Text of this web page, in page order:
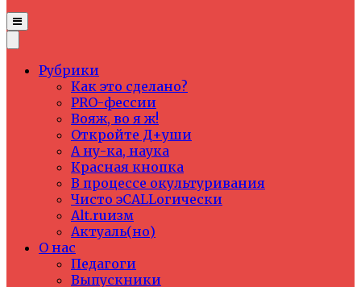
Рубрики
Как это сделано?
PRO-фессии
Вояж, во я ж!
Откройте Д+уши
А ну-ка, наука
Красная кнопка
В процессе окультуривания
Чисто эCALLогически
Alt.ruизм
Актуаль(но)
О нас
Педагоги
Выпускники